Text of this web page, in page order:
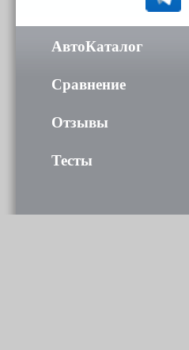
АвтоКаталог
Сравнение
Отзывы
Тесты